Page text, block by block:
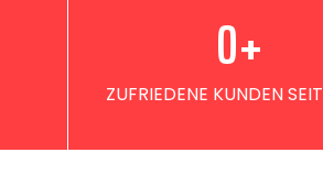
ZUFRIEDENE KUNDEN
0+